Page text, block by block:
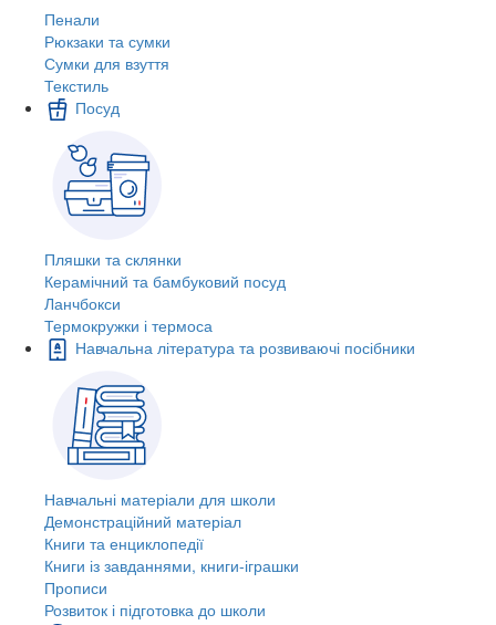
Пенали
Рюкзаки та сумки
Сумки для взуття
Текстиль
Посуд
Пляшки та склянки
Керамічний та бамбуковий посуд
Ланчбокси
Термокружки і термоса
Навчальна література та розвиваючі посібники
Навчальні матеріали для школи
Демонстраційний матеріал
Книги та енциклопедії
Книги із завданнями, книги-іграшки
Прописи
Розвиток і підготовка до школи